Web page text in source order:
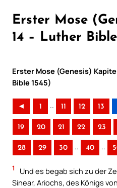
Erster Mose
14 – Luther
Erster Mose (Genesis)
Bible 1545)
◄ 1 .. 11 12 13
19 20 21 22 23
28 29 30 .. 40 ..
1
Und es begab sich zu der
Sinear, Ariochs, des Königs